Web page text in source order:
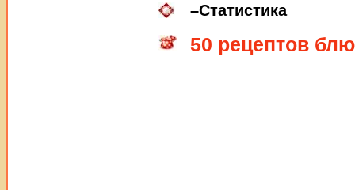
–Статистика
50 рецептов